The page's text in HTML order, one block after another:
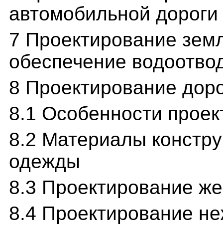
автомобильной дороги
7 Проектирование
обеспечение
8 Проектирование
8.1 Особенности
8.2 Материалы
одежды
8.3 Проектирование
8.4 Проектирование